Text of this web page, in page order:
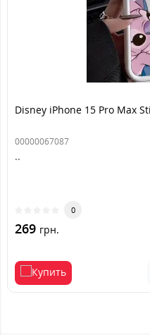
Disney iPhone 15 Pro Max
00000067087
..
0
269 грн.